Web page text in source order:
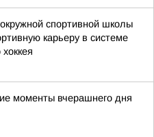
спортивной школы
карьеру в системе
моменты вчерашнего дня